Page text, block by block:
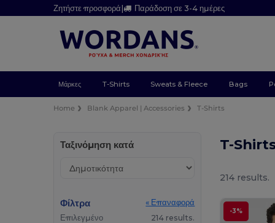
Ζητήστε προσφορά| Παράδοση σε 3-4 ημέρες
Μάρκες T-Shirts Sweats & Fleece Bags
Home Blank Apparel | Accessories T-Shirts
Ταξινόμηση κατά
Φίλτρα
« Επαναφορά
Επιλεγμένο
214 results.
T-
214 results.
-3%